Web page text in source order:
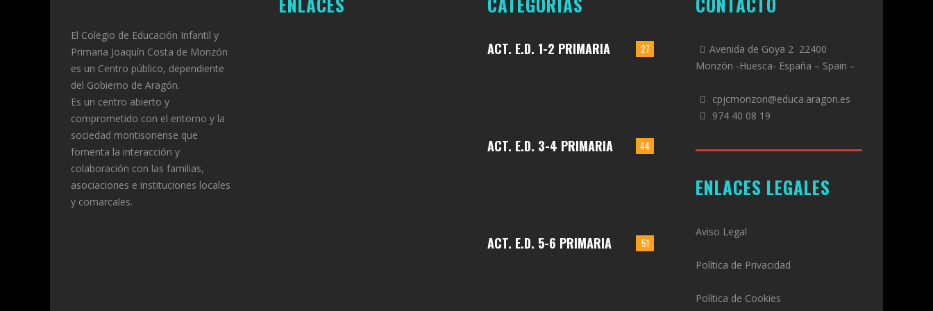
El Colegio de Educación Infantil y
Primaria Joaquín Costa de Monzón
es un Centro público, dependiente
del Gobierno de Aragón.
Es un centro abierto y
comprometido con el entorno y la
sociedad montisonense que
fomenta la interacción y
colaboración con las familias,
asociaciones e instituciones locales
y comarcales.
27
ACT. E.D. 1-2 PRIMARIA
44
ACT. E.D. 3-4 PRIMARIA
51
ACT. E.D. 5-6 PRIMARIA
Avenida de Goya 2 22400
Monzón -Huesca- España – Spain –
cpjcmonzon@educa.aragon.es
974 40 08 19
ENLACES LEGALES
Aviso Legal
Política de Privacidad
Política de Cookies